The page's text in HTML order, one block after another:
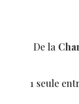
De la
1 seule